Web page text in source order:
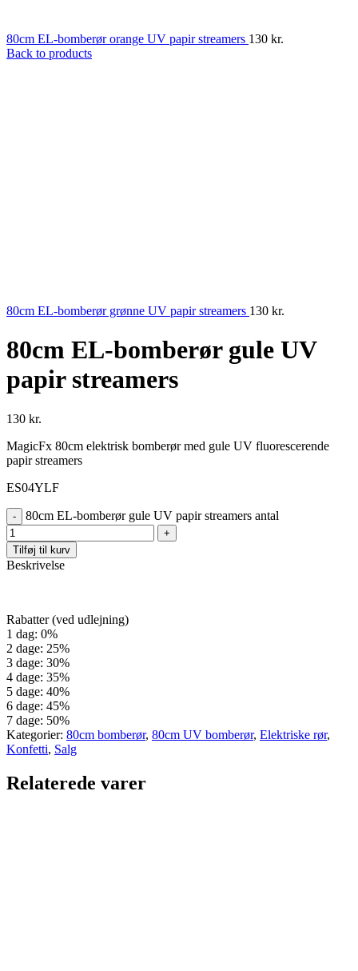
80cm EL-bomberør orange UV papir streamers 130 kr.
Back to products
80cm EL-bomberør grønne UV papir streamers 130 kr.
80cm EL-bomberør gule UV
papir streamers
130 kr.
MagicFx 80cm elektrisk bomberør med gule UV fluorescerende
papir streamers
ES04YLF
80cm EL-bomberør gule UV papir streamers antal
Tilføj til kurv
Beskrivelse
Rabatter (ved udlejning)
1 dag: 0%
2 dage: 25%
3 dage: 30%
4 dage: 35%
5 dage: 40%
6 dage: 45%
7 dage: 50%
Kategorier: 80cm bomberør, 80cm UV bomberør, Elektriske rør,
Konfetti, Salg
Relaterede varer